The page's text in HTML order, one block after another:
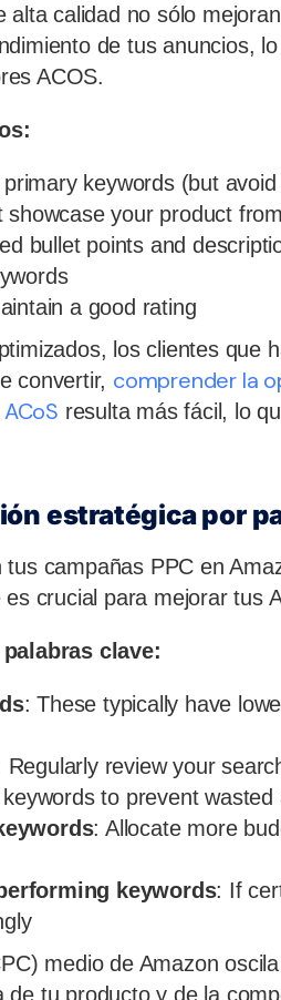
alta calidad no sólo
de tus anuncios,
ACOS.
keywords (but
your product
bullet points and
a good rating
los clientes que
convertir, comprender la
resulta más fácil, lo
estratégica por
campañas PPC en
crucial para mejorar tus
clave:
: These typically have
Regularly review your
to prevent wasted
: Allocate more
keywords: If
medio de Amazon
tu producto y de la